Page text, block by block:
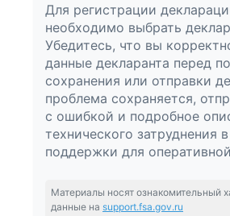
Для регистрации
необходимо выбрать
Убедитесь, что вы
данные декларанта перед
сохранения или отправки
проблема сохраняется,
с ошибкой и подробное
технического затруднения
поддержки для
Материалы носят ознакомительный
данные на support.fsa.gov.ru